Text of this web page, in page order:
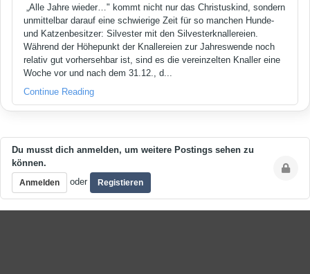
„Alle Jahre wieder…" kommt nicht nur das Christuskind, sondern
unmittelbar darauf eine schwierige Zeit für so manchen Hunde-
und Katzenbesitzer: Silvester mit den Silvesterknallereien.
Während der Höhepunkt der Knallereien zur Jahreswende noch
relativ gut vorhersehbar ist, sind es die vereinzelten Knaller eine
Woche vor und nach dem 31.12., d...
Continue Reading
Du musst dich anmelden, um weitere Postings sehen zu
können.
Anmelden oder Registieren